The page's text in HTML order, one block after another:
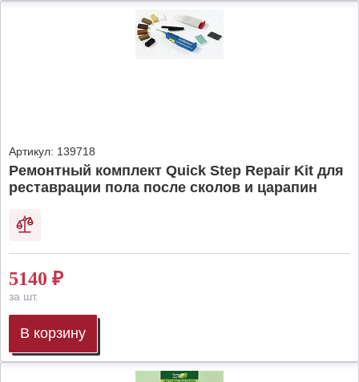
Артикул: 139718
Ремонтный комплект Quick Step Repair Kit для
реставрации пола после сколов и царапин
5140 ₽
за шт.
В корзину